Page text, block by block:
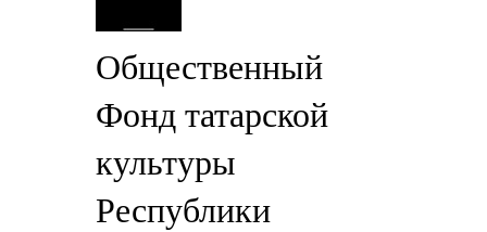
Общественный
Фонд татарской
культуры
Республики